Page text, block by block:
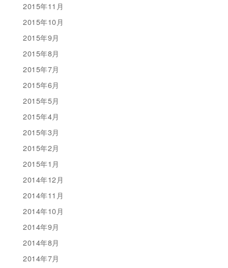
2015年11月
2015年10月
2015年9月
2015年8月
2015年7月
2015年6月
2015年5月
2015年4月
2015年3月
2015年2月
2015年1月
2014年12月
2014年11月
2014年10月
2014年9月
2014年8月
2014年7月